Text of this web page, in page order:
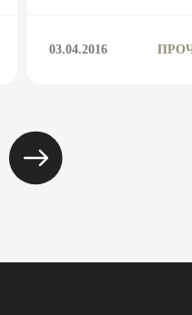
03.04.2016